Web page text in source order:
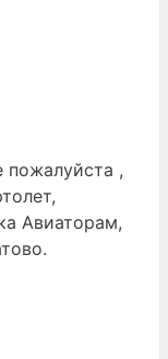
пожалуйста ,
Авиаторам,